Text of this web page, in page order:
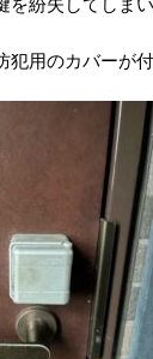
犯用のカバーが付